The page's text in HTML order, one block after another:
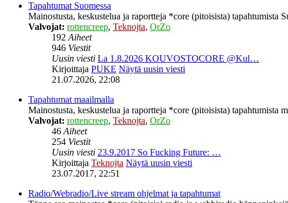
Tapahtumat Suomessa
Mainostusta, keskustelua ja raportteja *core (pitoisista) tapahtumista
Valvojat: rottencreep, Teknojta, OrZo
192Aiheet
946 Viestit
Uusin viesti La 1.8.2026 KOUVOSTOCORE @Kul…
Kirjoittaja PUKE Näytä uusin viesti
21.07.2026, 22:08
Tapahtumat maailmalla
Mainostusta, keskustelua ja raportteja *core (pitoisista) tapahtumista
Valvojat: rottencreep, Teknojta, OrZo
46Aiheet
254 Viestit
Uusin viesti 23.9.2017 So Fucking Future: …
Kirjoittaja Teknojta Näytä uusin viesti
23.07.2017, 22:51
Radio/Webradio/Live stream ohjelmat ja tapahtumat